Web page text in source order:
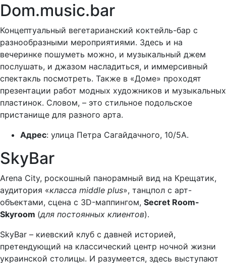
Dom.music.bar
Концептуальный вегетарианский коктейль-бар с
разнообразными мероприятиями. Здесь и на
вечеринке пошуметь можно, и музыкальный джем
послушать, и джазом насладиться, и иммерсивный
спектакль посмотреть. Также в «Доме» проходят
презентации работ модных художников и музыкальных
пластинок. Словом, – это стильное подольское
пристанище для разного арта.
Адрес: улица Петра Сагайдачного, 10/5A.
SkyBar
Arena City, роскошный панорамный вид на Крещатик,
аудитория «класса middle plus», танцпол с арт-
объектами, сцена с 3D-маппингом, Secret Room-
Skyroom (для постоянных клиентов).
SkyBar – киевский клуб с давней историей,
претендующий на классический центр ночной жизни
украинской столицы. И разумеется, здесь выступают